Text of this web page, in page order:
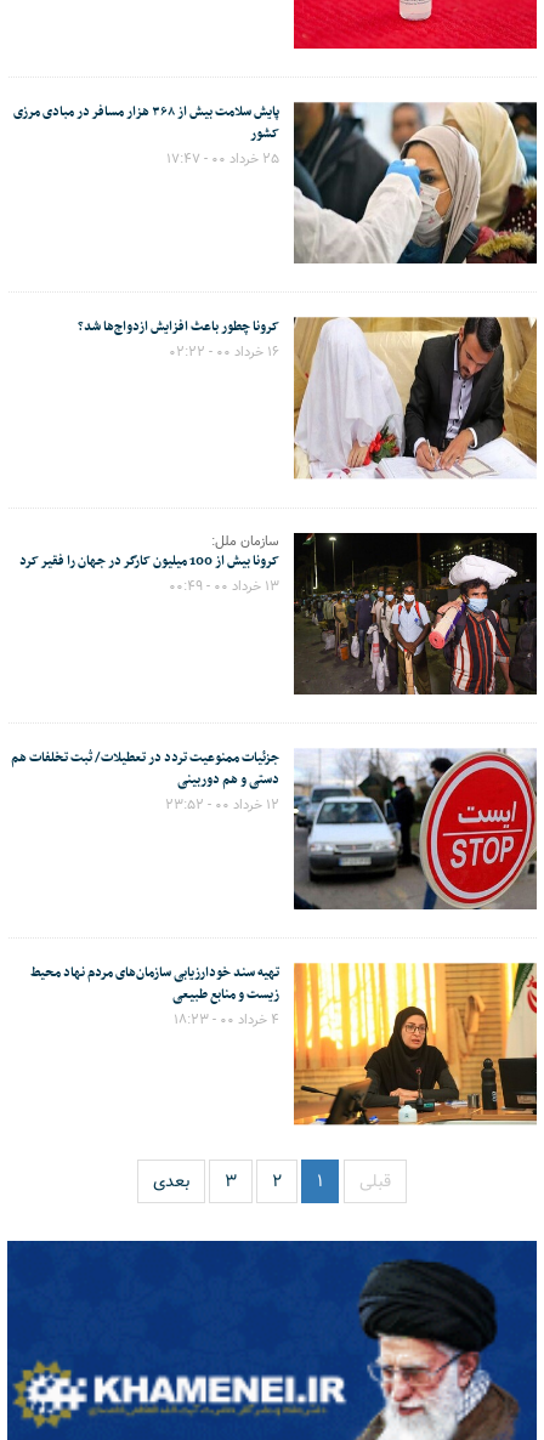
پایش سلامت بیش از ۳۶۸ هزار مسافر در مبادی مرزی
کشور
۲۵ خرداد ۰۰ - ۱۷:۴۷
کرونا چطور باعث افزایش ازدواج‌ها شد؟
۱۶ خرداد ۰۰ - ۰۲:۲۲
سازمان ملل:
کرونا بیش از 100 میلیون کارگر در جهان را فقیر کرد
۱۳ خرداد ۰۰ - ۰۰:۴۹
جزئیات ممنوعیت تردد در تعطیلات/ ثبت تخلفات هم
دستی و هم دوربینی
۱۲ خرداد ۰۰ - ۲۳:۵۲
تهیه سند خودارزیابی سازمان‌های مردم نهاد محیط
زیست و منابع طبیعی
۴ خرداد ۰۰ - ۱۸:۲۳
قبلی ۱ ۲ ۳ بعدی